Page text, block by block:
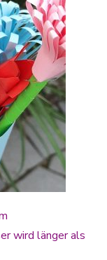
wird länger als